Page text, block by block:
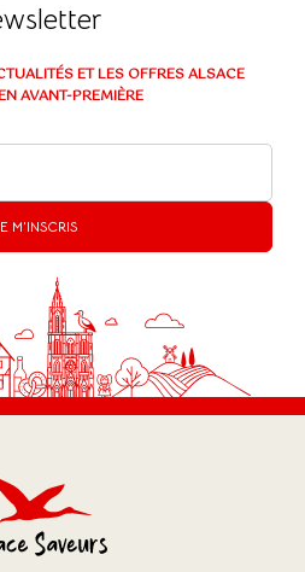
ET LES OFFRES ALSACE
AVANT-PREMIÈRE
M'INSCRIS